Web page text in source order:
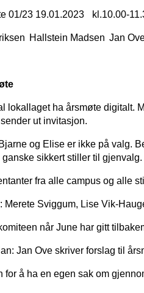
01/23 19.01.2023 kl.10.00-
Hallstein Madsen Jan
lokallaget ha årsmøte digitalt.
ut invitasjon.
og Elise er ikke på valg.
sikkert stiller til gjenvalg.
fra alle campus og alle
Merete Sviggum, Lise Vik-
når June har gitt
Jan Ove skriver forslag til
for å ha en egen sak om